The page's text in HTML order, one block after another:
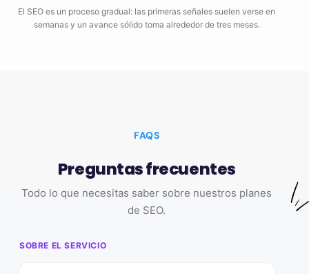
El SEO es un proceso gradual: las primeras señales suelen verse en
semanas y un avance sólido toma alrededor de tres meses.
FAQS
Preguntas frecuentes
Todo lo que necesitas saber sobre nuestros planes
de SEO.
SOBRE EL SERVICIO